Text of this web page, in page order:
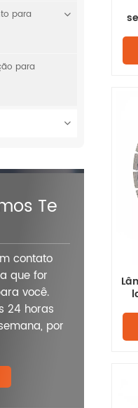
para
para
Te
contato
que for
você.
24 horas
por